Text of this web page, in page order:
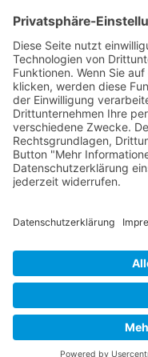
Europa/Berlin
Ihre Nachricht
Das Formular ist
Formular nicht wie
bitte an den Website